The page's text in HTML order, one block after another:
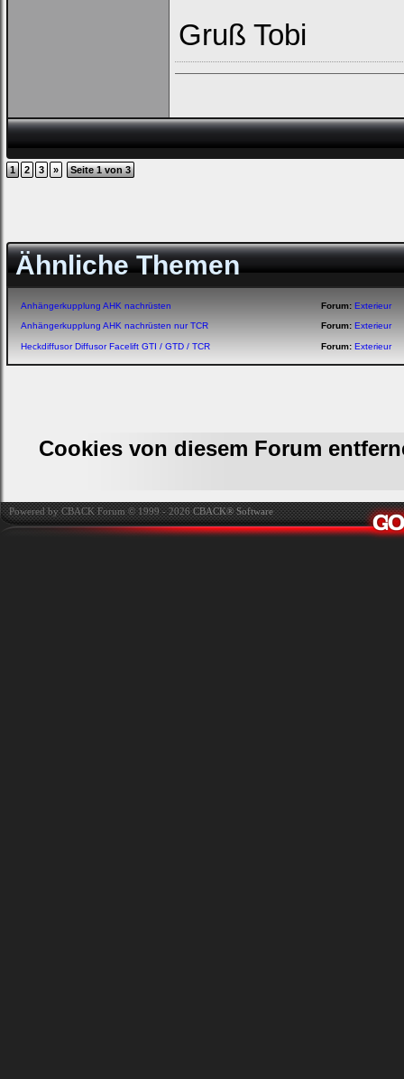
Gruß Tobi
1 2 3 » Seite 1 von 3
Ähnliche Themen
Anhängerkupplung AHK nachrüsten Forum: Exterieur
Anhängerkupplung AHK nachrüsten nur TCR
Forum: Exterieur
Heckdiffusor Diffusor Facelift GTI / GTD / TCR Forum: Exterieur
Cookies von diesem Forum
Powered by CBACK Forum © 1999 - 2026CBACK® Software